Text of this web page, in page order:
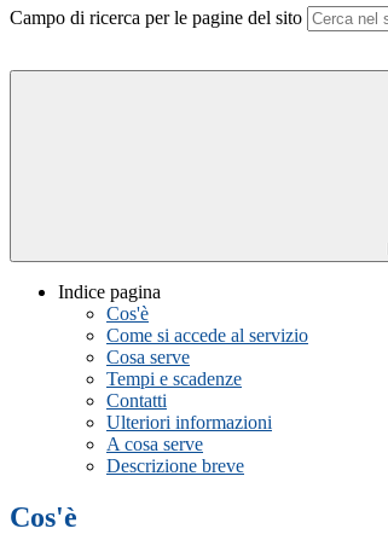
Campo di ricerca per le pagine del sito
Indice pagina
Cos'è
Come si accede al servizio
Cosa serve
Tempi e scadenze
Contatti
Ulteriori informazioni
A cosa serve
Descrizione breve
Cos'è